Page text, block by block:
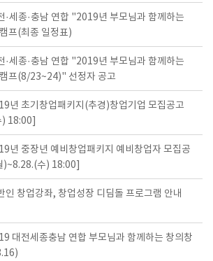
·세종·충남 연합 "2019년 부모님과 함께하는
프(최종 일정표)
·세종·충남 연합 "2019년 부모님과 함께하는
프(8/23~24)" 선정자 공고
년 초기창업패키지(추경)창업기업 모집공고
18:00]
년 중장년 예비창업패키지 예비창업자 모집공
수) 18:00]
인 창업강좌, 창업성장 디딤돌 프로그램 안내
대전세종충남 연합 부모님과 함께하는 창의창